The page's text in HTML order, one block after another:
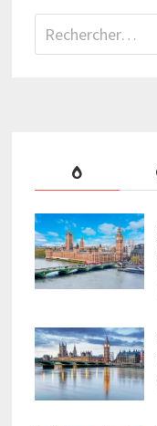
Rechercher :